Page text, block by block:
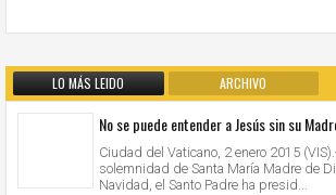
LO MÁS LEIDO ARCHIVO
No se puede entender a Jesús sin su
Ciudad del Vaticano, 2 enero 2015
solemnidad de Santa María Madre de
Navidad, el Santo Padre ha presid...